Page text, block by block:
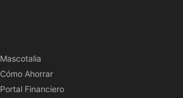
Mascotalia
Cómo Ahorrar
Portal Financiero